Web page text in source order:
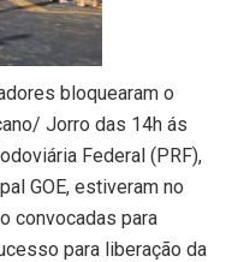
bloquearam o
Jorro das 14h ás
Federal (PRF),
GOE, estiveram no
convocadas para
para liberação da